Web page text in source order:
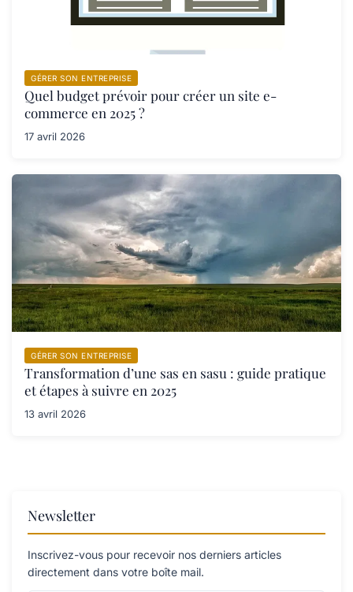
GÉRER SON ENTREPRISE
Quel budget prévoir pour créer un site e-
commerce en 2025 ?
17 avril 2026
GÉRER SON ENTREPRISE
Transformation d’une sas en sasu : guide pratique
et étapes à suivre en 2025
13 avril 2026
Newsletter
Inscrivez-vous pour recevoir nos derniers articles
directement dans votre boîte mail.